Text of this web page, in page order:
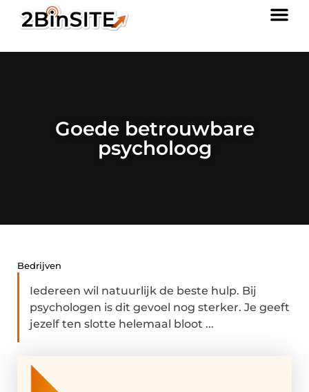
Goede betrouwbare
psycholoog
Bedrijven
Iedereen wil natuurlijk de beste hulp. Bij
psychologen is dit gevoel nog sterker. Je geeft
jezelf ten slotte helemaal bloot ...